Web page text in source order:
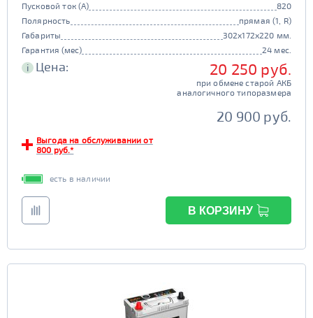
Пусковой ток (А)
820
Полярность
прямая (1, R)
Габариты
302x172x220 мм.
Гарантия (мес)
24 мес.
i Цена: 20 250 руб.
при обмене старой АКБ
аналогичного типоразмера
20 900 руб.
Выгода на обслуживании от
800 руб.*
есть в наличии
В КОРЗИНУ